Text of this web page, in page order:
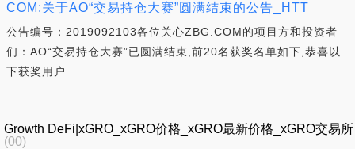
COM:关于AO“交易持仓大赛”圆满结束的公告_HTT
公告编号：2019092103各位关心ZBG.COM的项目方和投资者
们：AO“交易持仓大赛”已圆满结束,前20名获奖名单如下,恭喜以
下获奖用户.
Growth DeFi|xGRO_xGRO价格_xGRO最新价格_xGRO交易所
(00)